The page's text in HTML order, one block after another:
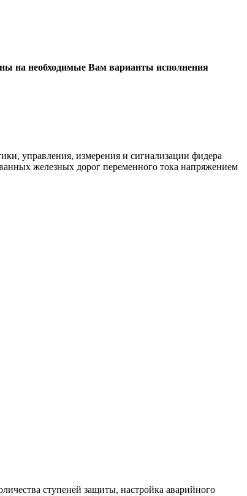
на необходимые Вам варианты исполнения
управления, измерения и сигнализации фидера
железных дорог переменного тока напряжением
ступеней защиты, настройка аварийного